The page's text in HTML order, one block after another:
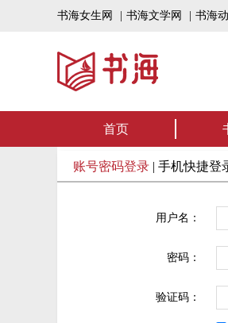
书海女生网 书海文学网 书海
首页
账号密码登录 | 手机快捷登
用户名：
密码：
验证码：